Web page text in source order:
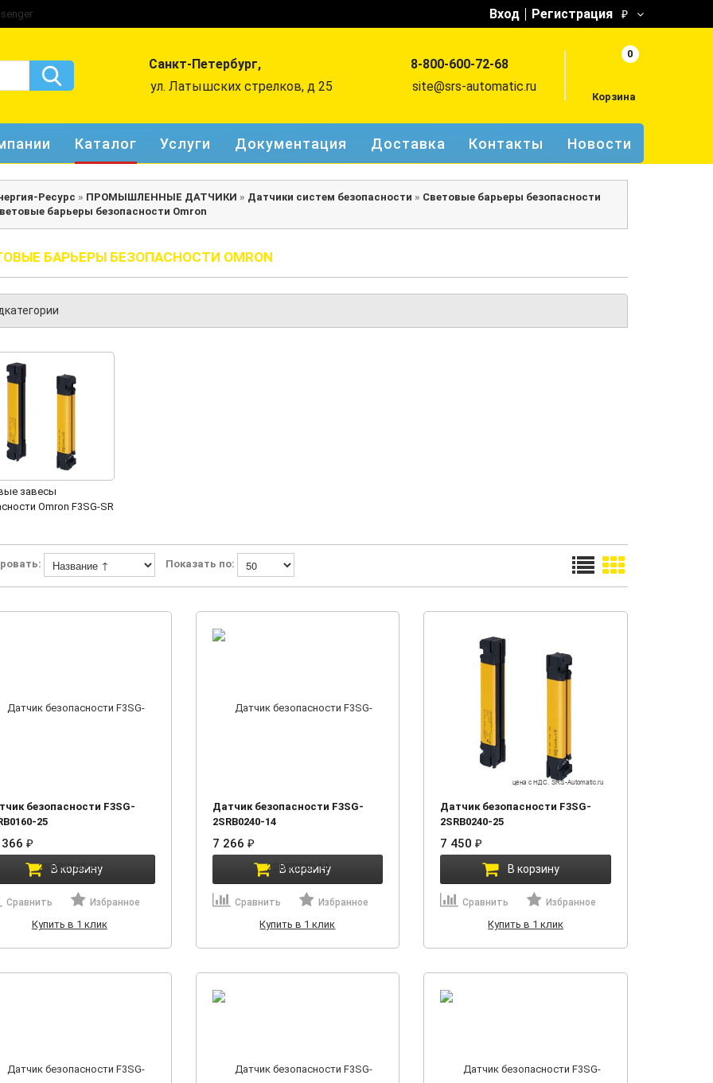
Вход Регистрация ₽
Санкт-Петербург,
ул. Латышских стрелков, д 25
8-800-600-72-68
site@srs-automatic.ru
Корзина
0
Каталог Услуги Документация Доставка Контакты Новости
Ресурс » ПРОМЫШЛЕННЫЕ ДАТЧИКИ » Датчики систем безопасности » Световые барьеры безопасности
барьеры безопасности Omron
БАРЬЕРЫ БЕЗОПАСНОСТИ OMRON
завесы
Omron F3SG-SR
Показать по:
безопасности F3SG-
25
₽
В корзину
Сравнить Избранное
Купить в 1 клик
Датчик безопасности F3SG-
2SRB0240-14
7 266 ₽
В корзину
Сравнить Избранное
Купить в 1 клик
Датчик безопасности F3SG-
2SRB0240-25
7 450₽
В корзину
Сравнить Избранное
Купить в 1 клик